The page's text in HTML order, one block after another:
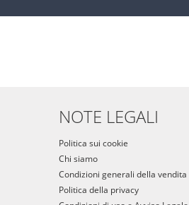
NOTE LEGALI
Politica sui cookie
Chi siamo
Condizioni generali della vendita
Politica della privacy